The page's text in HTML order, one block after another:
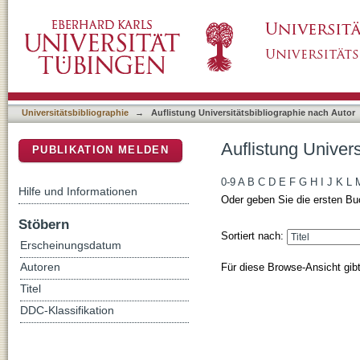
Universitätsbibliographie → Auflistung Universitätsbibliographie nach Autor
Auflistung
0-9 A B C D E F G H J K L
Oder geben Sie die ersten
Sortiert nach:
Für diese Browse-Ansicht
PUBLIKATION MELDEN
Hilfe und Informationen
Stöbern
Erscheinungsdatum
Autoren
Titel
DDC-Klassifikation